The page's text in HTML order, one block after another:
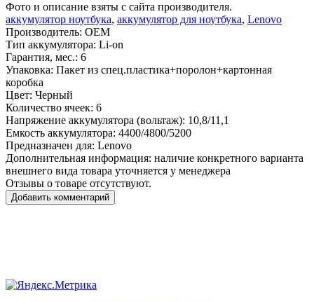
Фото и описание взяты с сайта производителя.
аккумулятор ноутбука, аккумулятор для ноутбука, Lenovo
Производитель: OEM
Тип аккумулятора: Li-on
Гарантия, мес.: 6
Упаковка: Пакет из спец.пластика+поролон+картонная
коробка
Цвет: Черный
Количество ячеек: 6
Напряжение аккумулятора (вольтаж): 10,8/11,1
Емкость аккумулятора: 4400/4800/5200
Предназначен для: Lenovo
Дополнительная информация: наличие конкретного варианта
внешнего вида товара уточняется у менеджера
Отзывы о товаре отсутствуют.
Добавить комментарий